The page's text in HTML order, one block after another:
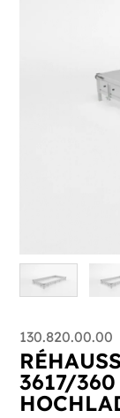
130.820.00.00
3617/360